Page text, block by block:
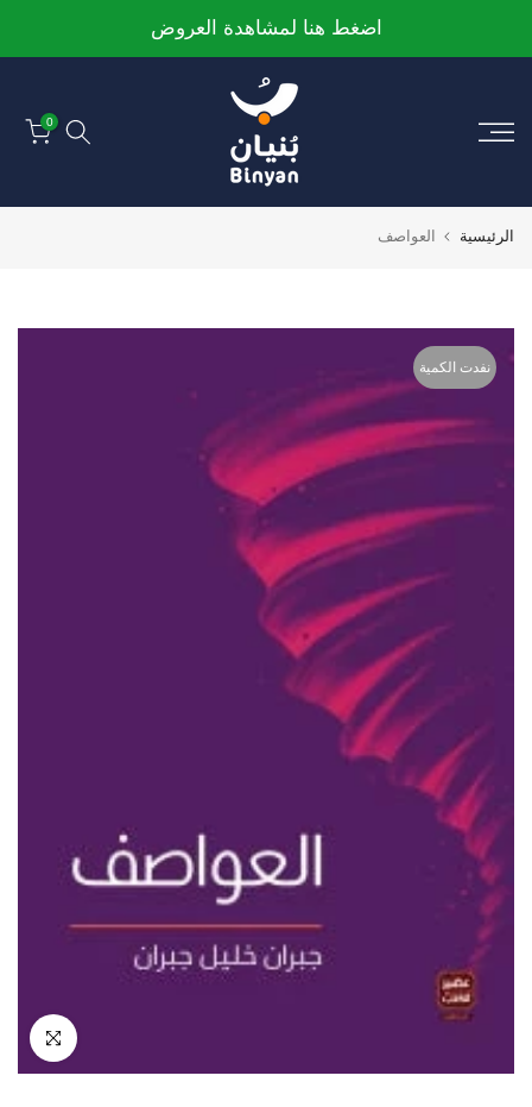
إلى
اضغط هنا لمشاهدة العروض
0
الرئيسية العواصف
نفدت الكمية
انقر للتكبير